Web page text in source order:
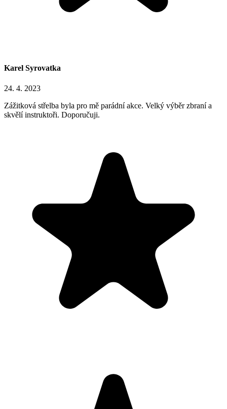
Karel Syrovatka
24. 4. 2023
Zážitková střelba byla pro mě parádní akce. Velký výběr zbraní a
skvělí instruktoři. Doporučuji.